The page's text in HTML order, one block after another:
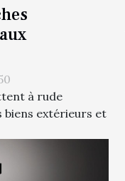
à rude
biens extérieurs et